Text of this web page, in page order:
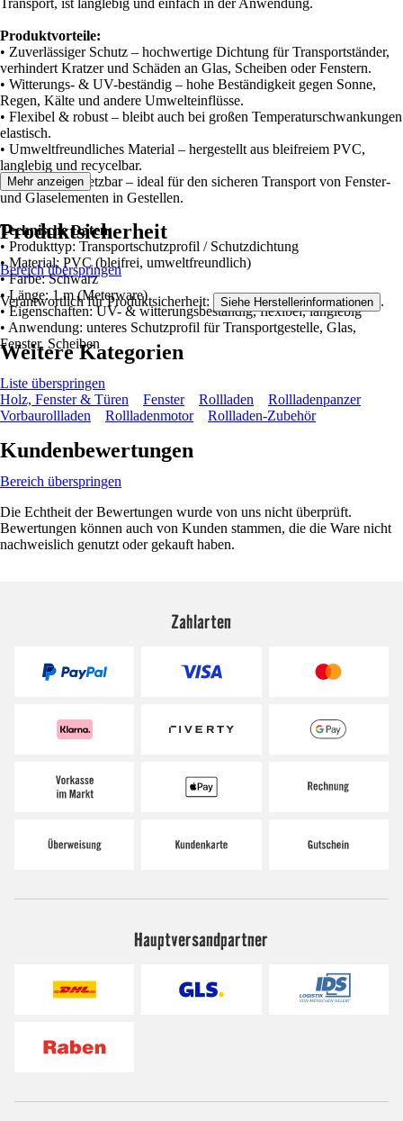
Transport, ist langlebig und einfach in der Anwendung.
Produktvorteile:
• Zuverlässiger Schutz – hochwertige Dichtung für Transportständer,
verhindert Kratzer und Schäden an Glas, Scheiben oder Fenstern.
• Witterungs- & UV-beständig – hohe Beständigkeit gegen Sonne,
Regen, Kälte und andere Umwelteinflüsse.
• Flexibel & robust – bleibt auch bei großen Temperaturschwankungen
elastisch.
• Umweltfreundliches Material – hergestellt aus bleifreiem PVC,
langlebig und recycelbar.
• Vielseitig einsetzbar – ideal für den sicheren Transport von Fenster-
und Glaselementen in Gestellen.
Technische Daten:
• Produkttyp: Transportschutzprofil / Schutzdichtung
• Material: PVC (bleifrei, umweltfreundlich)
• Farbe: Schwarz
• Länge: 1 m (Meterware)
• Eigenschaften: UV- & witterungsbeständig, flexibel, langlebig
• Anwendung: unteres Schutzprofil für Transportgestelle, Glas,
Fenster, Scheiben
Mehr anzeigen
Produktsicherheit
Bereich überspringen
Verantwortlich für Produktsicherheit: Siehe Herstellerinformationen .
Weitere Kategorien
Liste überspringen
Holz, Fenster & Türen
Fenster Rollladen
Rollladenpanzer
Vorbaurollladen
Rollladenmotor Rollladen-Zubehör
Kundenbewertungen
Bereich überspringen
Die Echtheit der Bewertungen wurde von uns nicht überprüft.
Bewertungen können auch von Kunden stammen, die die Ware nicht
nachweislich genutzt oder gekauft haben.
Zahlarten
Hauptversandpartner